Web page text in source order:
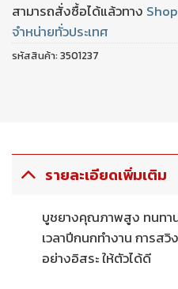
สามารถสั่งซื้อได้แล้วทาง
จำหน่ายทั่วประเทศ
รหัสสินค้า:3501237
รายละเอียดเพิ่มเติม
บูชยางคุณภาพสูง ทนทา
เวลาปีกนกทำงาน การส
อย่างอิสระ ให้ตัวได้ดี